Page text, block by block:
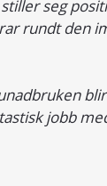
seg
rundt den
jobb